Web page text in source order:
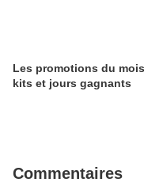
Les promotions du
kits et jours gagnants
Commentaires